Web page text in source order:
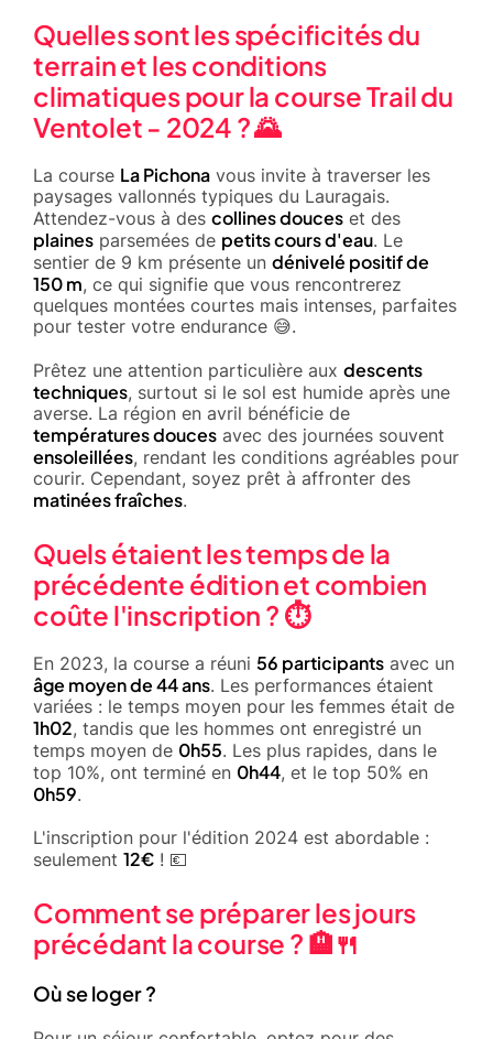
Quelles sont les spécificités du
terrain et les conditions
climatiques pour la course Trail du
Ventolet - 2024 ? 🌄
La course La Pichona vous invite à traverser les
paysages vallonnés typiques du Lauragais.
Attendez-vous à des collines douces et des
plaines parsemées de petits cours d'eau. Le
sentier de 9 km présente un dénivelé positif de
150 m, ce qui signifie que vous rencontrerez
quelques montées courtes mais intenses, parfaites
pour tester votre endurance 😅.
Prêtez une attention particulière aux descents
techniques, surtout si le sol est humide après une
averse. La région en avril bénéficie de
températures douces avec des journées souvent
ensoleillées, rendant les conditions agréables pour
courir. Cependant, soyez prêt à affronter des
matinées fraîches.
Quels étaient les temps de la
précédente édition et combien
coûte l'inscription ? ⏱️
En 2023, la course a réuni 56 participants avec un
âge moyen de 44 ans. Les performances étaient
variées : le temps moyen pour les femmes était de
1h02, tandis que les hommes ont enregistré un
temps moyen de 0h55. Les plus rapides, dans le
top 10%, ont terminé en 0h44, et le top 50% en
0h59.
L'inscription pour l'édition 2024 est abordable :
seulement 12€ ! 💶
Comment se préparer les jours
précédant la course ? 🏨🍴
Où se loger ?